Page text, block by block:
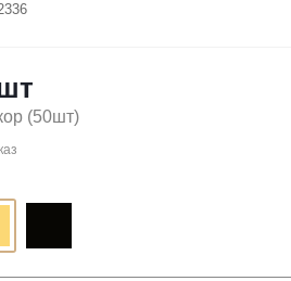
(50шт)